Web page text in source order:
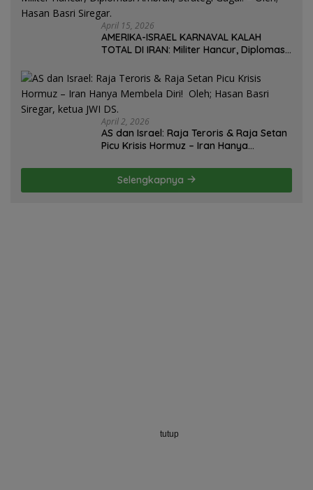
April 15, 2026
AMERIKA-ISRAEL KARNAVAL KALAH
TOTAL DI IRAN: Militer Hancur, Diplomasi
Basri Siregar.
April 2, 2026
AS dan Israel: Raja Teroris & Raja Setan
Picu Krisis Hormuz – Iran Hanya
ketua JWI DS.
Selengkapnya
tutup